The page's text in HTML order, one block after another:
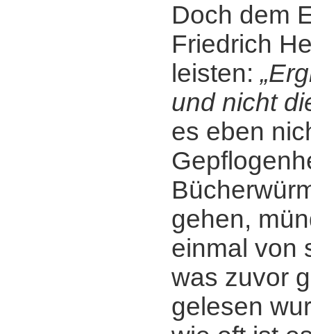
Doch dem
Friedrich
leisten:
und nicht
es eben
gehen,
einmal von
was zuvor
gelesen